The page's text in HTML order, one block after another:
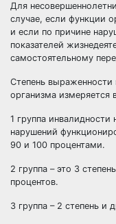
Для
случае, если функции
и если по причине
показателей
самостоятельному
Степень
организма измеряется
1 группа инвалидности
нарушений
90 и 100 процентами.
2 группа – это 3
процентов.
3 группа – 2 степень и